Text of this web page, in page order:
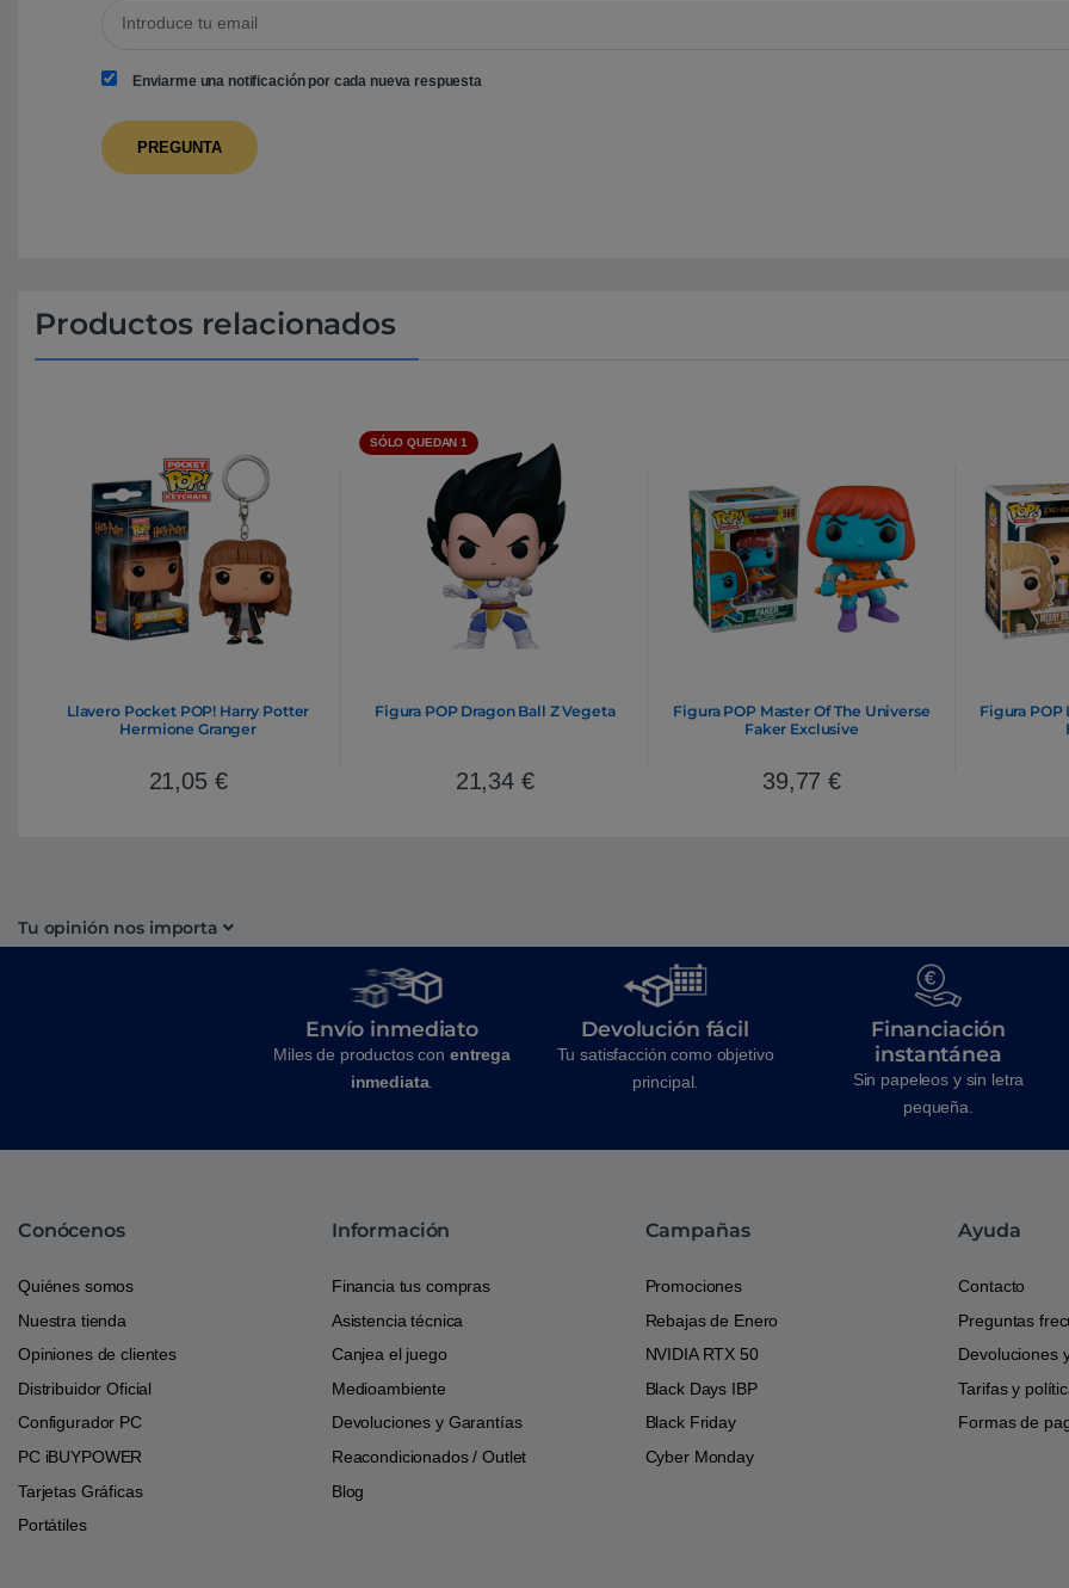
Enviarme una notificación por cada nueva respuesta
Productos relacionados
Llavero Pocket POP! Harry Potter
Hermione Granger
21,05 €
SÓLO QUEDAN 1
Figura POP Dragon Ball Z Vegeta
21,34 €
Figura POP Master Of The Universe
Faker Exclusive
39,77€
Figura
Tu opinión nos importa
Envío inmediato
Miles de productos con entrega
inmediata.
Devolución fácil
Tu satisfacción como objetivo
principal.
Financiación
instantánea
Sin papeleos y sin letra
pequeña.
Conócenos
Quiénes somos
Nuestra tienda
Opiniones de clientes
Distribuidor Oficial
Configurador PC
PC iBUYPOWER
Tarjetas Gráficas
Portátiles
Información
Financia tus compras
Asistencia técnica
Canjea el juego
Medioambiente
Devoluciones y Garantías
Reacondicionados / Outlet
Blog
Campañas
Promociones
Rebajas de Enero
NVIDIA RTX 50
Black Days IBP
Black Friday
Cyber Monday
Ayuda
Contacto
Preguntas
Devoluciones
Tarifas y
Formas de